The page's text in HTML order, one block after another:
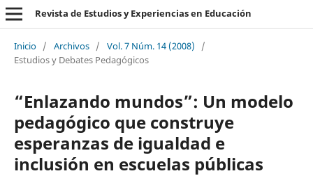
Revista de Estudios y Experiencias en Educación
Inicio / Archivos / Vol. 7 Núm. 14 (2008)
/
Estudios y Debates Pedagógicos
“Enlazando mundos”: Un modelo
pedagógico que construye
esperanzas de igualdad e
inclusión en escuelas públicas